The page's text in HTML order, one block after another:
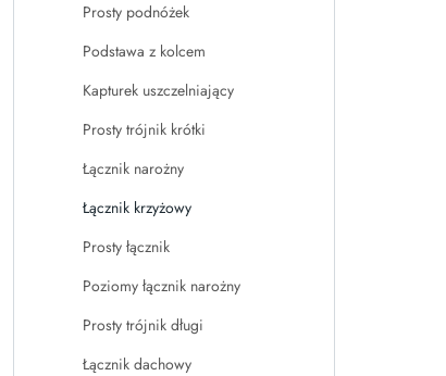
Prosty podnóżek
Podstawa z kolcem
Kapturek uszczelniający
Prosty trójnik krótki
Łącznik narożny
Łącznik krzyżowy
Prosty łącznik
Poziomy łącznik narożny
Prosty trójnik długi
Łącznik dachowy